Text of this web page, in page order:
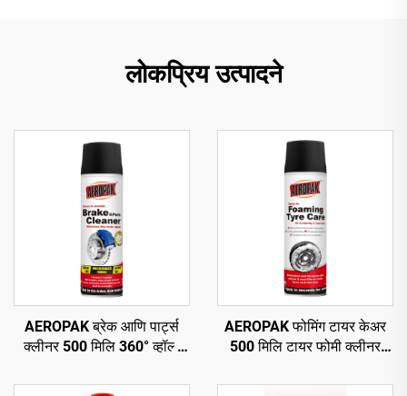
लोकप्रिय उत्पादने
AEROPAK ब्रेक आणि पार्ट्स
क्लीनर 500 मिलि 360° व्हॉल्व
AEROPAK फोमिंग टायर केअर
500 मिलि टायर फोमी क्लीनर
कामाची गरज नाही